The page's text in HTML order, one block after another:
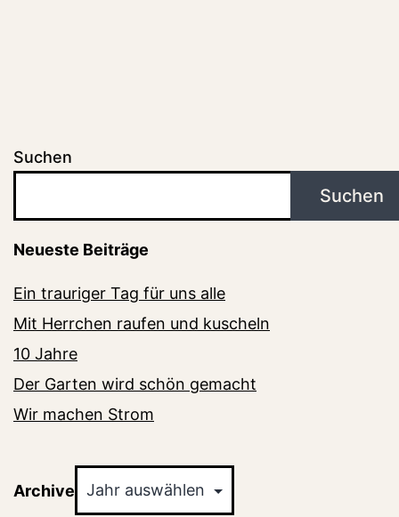
Suchen
Suchen
Neueste Beiträge
Ein trauriger Tag für uns alle
Mit Herrchen raufen und kuscheln
10 Jahre
Der Garten wird schön gemacht
Wir machen Strom
Archive